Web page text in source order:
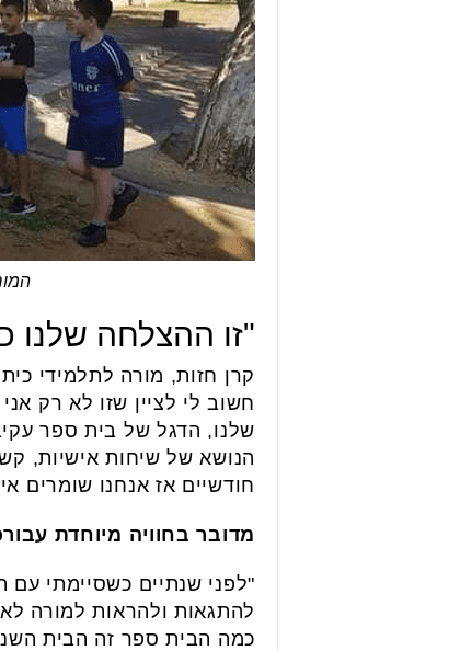
"זו ההצלחה שלנו
קרן חזות, מורה לתלמידי
חשוב לי לציין שזו לא רק
שלנו, הדגל של בית ספר
הנושא של שיחות אישיות,
חודשיים אז אנחנו שומרים
מדובר בחוויה מיוחדת
"לפני שנתיים כשסיימתי עם
להתגאות ולהראות למורה
כמה הבית ספר זה הבית